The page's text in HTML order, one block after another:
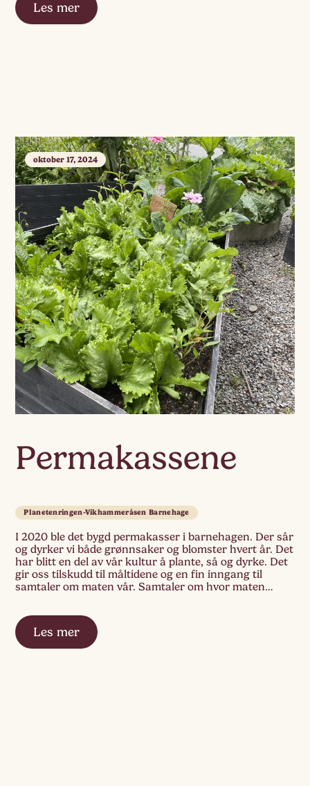
Les mer
Permakassene
oktober 17, 2024
Planetenringen-Vikhammeråsen Barnehage
I 2020 ble det bygd permakasser i barnehagen. Der sår
og dyrker vi både grønnsaker og blomster hvert år. Det
har blitt en del av vår kultur å plante, så og dyrke. Det
gir oss tilskudd til måltidene og en fin inngang til
samtaler om maten vår. Samtaler om hvor maten
Les mer